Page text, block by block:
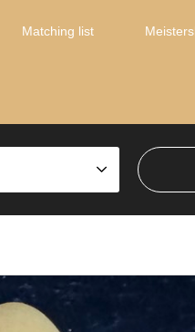
Matching list